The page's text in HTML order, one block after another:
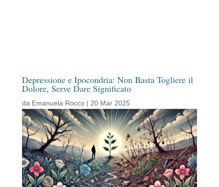
Depressione e Ipocondria: Non Basta Togliere il
Dolore, Serve Dare Significato
da Emanuela Rocco| 20 Mar 2025